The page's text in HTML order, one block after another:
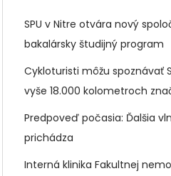
SPU v Nitre otvára nový
bakalársky študijný program
Cykloturisti môžu spoznávať
vyše 18.000 kolometroch
Predpoveď počasia: Ďalšia
prichádza
Interná klinika Fakultnej